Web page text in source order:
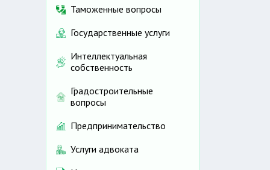
Таможенные вопросы
Государственные услуги
Интеллектуальная
собственность
Градостроительные
вопросы
Предпринимательство
Услуги адвоката